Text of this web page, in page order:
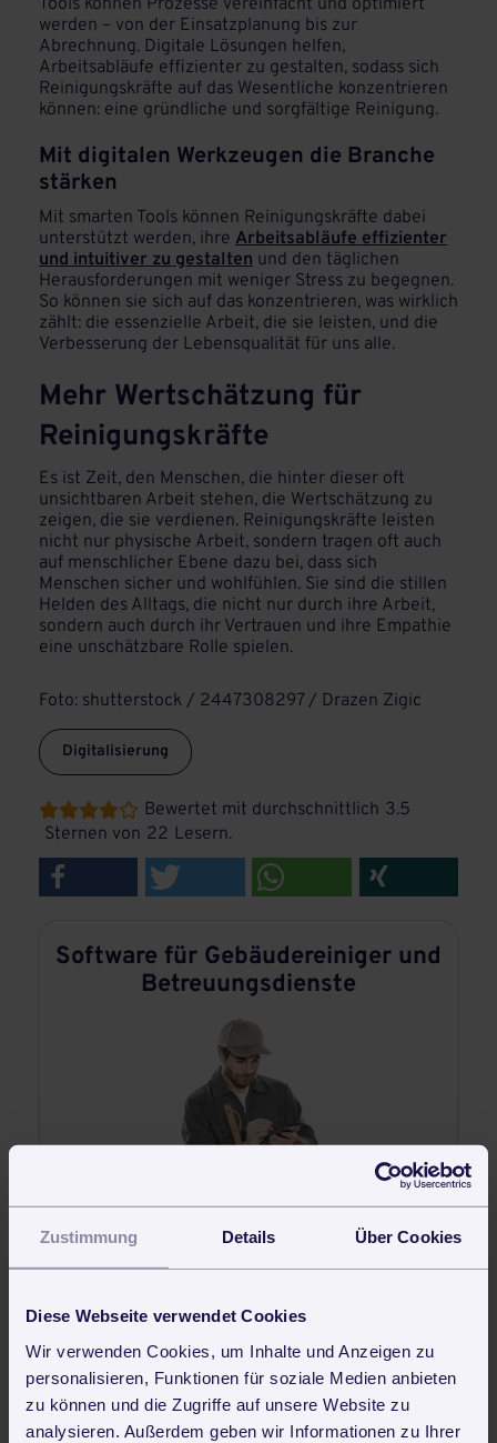
Zustimmung Details Über Cookies
Diese Webseite verwendet Cookies
Wir verwenden Cookies, um Inhalte und Anzeigen zu
personalisieren, Funktionen für soziale Medien anbieten
zu können und die Zugriffe auf unsere Website zu
analysieren. Außerdem geben wir Informationen zu Ihrer
Tools können Prozesse vereinfacht und optimiert
werden – von der Einsatzplanung bis zur
Abrechnung. Digitale Lösungen helfen,
Arbeitsabläufe effizienter zu gestalten, sodass sich
Reinigungskräfte auf das Wesentliche konzentrieren
können: eine gründliche und sorgfältige Reinigung.
Mit digitalen Werkzeugen die Branche
stärken
Mit smarten Tools können Reinigungskräfte dabei
unterstützt werden, ihre Arbeitsabläufe effizienter
und intuitiver zu gestalten und den täglichen
Herausforderungen mit weniger Stress zu begegnen.
So können sie sich auf das konzentrieren, was wirklich
zählt: die essenzielle Arbeit, die sie leisten, und die
Verbesserung der Lebensqualität für uns alle.
Mehr Wertschätzung für
Reinigungskräfte
Es ist Zeit, den Menschen, die hinter dieser oft
unsichtbaren Arbeit stehen, die Wertschätzung zu
zeigen, die sie verdienen. Reinigungskräfte leisten
nicht nur physische Arbeit, sondern tragen oft auch
auf menschlicher Ebene dazu bei, dass sich
Menschen sicher und wohlfühlen. Sie sind die stillen
Helden des Alltags, die nicht nur durch ihre Arbeit,
sondern auch durch ihr Vertrauen und ihre Empathie
eine unschätzbare Rolle spielen.
Foto: shutterstock / 2447308297 / Drazen Zigic
Digitalisierung
 Bewertet mit durchschnittlich 3.5
Sternen von 22 Lesern.
Software für Gebäudereiniger und
Betreuungsdienste
30 Tage kostenlos und unverbindlich testen und sofort
Jetzt kostenlos testen